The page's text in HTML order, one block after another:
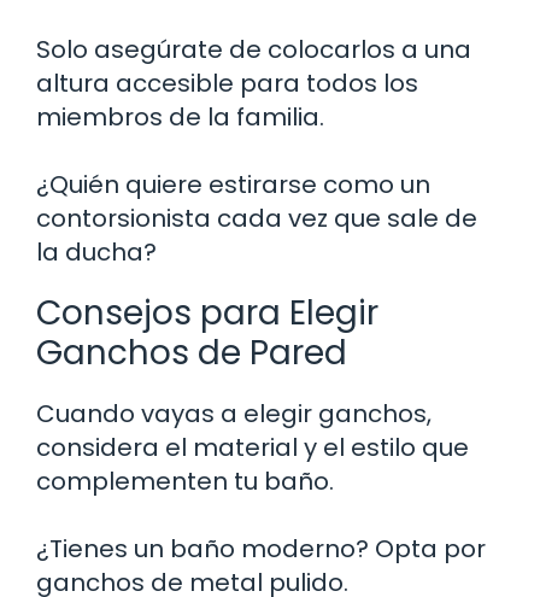
Solo asegúrate de colocarlos a una
altura accesible para todos los
miembros de la familia.
¿Quién quiere estirarse como un
contorsionista cada vez que sale de
la ducha?
Consejos para Elegir
Ganchos de Pared
Cuando vayas a elegir ganchos,
considera el material y el estilo que
complementen tu baño.
¿Tienes un baño moderno? Opta por
ganchos de metal pulido.